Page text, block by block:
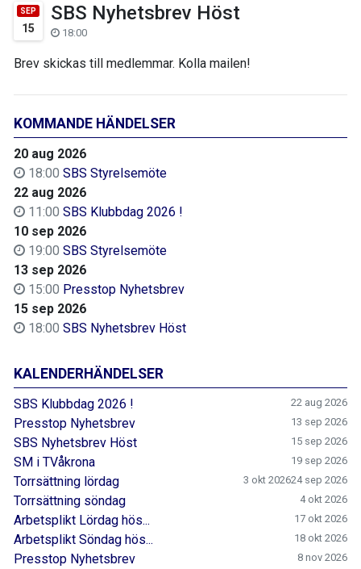
KOMMANDE HÄNDELSER
20 aug 2026
18:00 SBS Styrelsemöte
22 aug 2026
11:00 SBS Klubbdag 2026 !
10 sep 2026
19:00 SBS Styrelsemöte
13 sep 2026
15:00 Presstop Nyhetsbrev
15 sep 2026
18:00 SBS Nyhetsbrev Höst
KALENDERHÄNDELSER
SBS Klubbdag 2026 ! 22 aug 2026
Presstop Nyhetsbrev 13 sep 2026
SBS Nyhetsbrev Höst 15 sep 2026
SM i TVåkrona
19 sep 2026
24 sep 2026
Torrsättning lördag 3 okt 2026
Torrsättning söndag 4 okt 2026
Arbetsplikt Lördag hös... 17 okt 2026
Arbetsplikt Söndag hös... 18 okt 2026
Presstop Nyhetsbrev 8 nov 2026
SEP
15
SBS Nyhetsbrev Höst
18:00
Brev skickas till medlemmar. Kolla mailen!